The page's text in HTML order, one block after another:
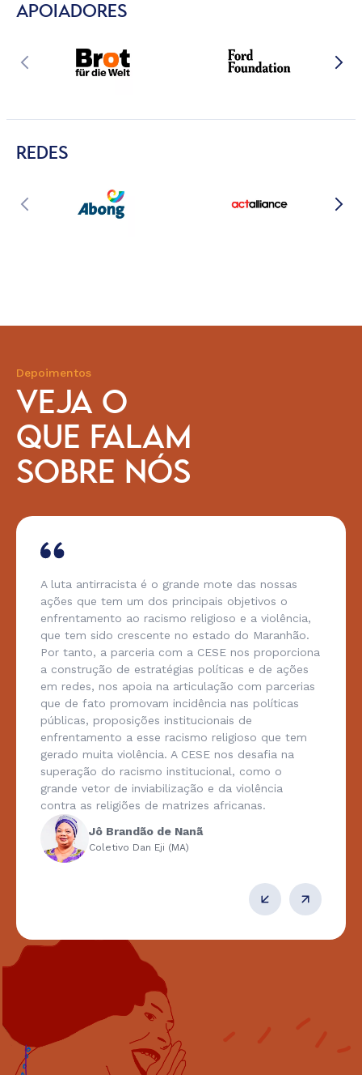
APOIADORES
REDES
Depoimentos
VEJA O
QUE FALAM
SOBRE NÓS
A luta antirracista é o grande mote das nossas
ações que tem um dos principais objetivos o
enfrentamento ao racismo religioso e a violência,
que tem sido crescente no estado do Maranhão.
Por tanto, a parceria com a CESE nos proporciona
a construção de estratégias políticas e de ações
em redes, nos apoia na articulação com parcerias
que de fato promovam incidência nas políticas
públicas, proposições institucionais de
enfrentamento a esse racismo religioso que tem
gerado muita violência. A CESE nos desafia na
superação do racismo institucional, como o
grande vetor de inviabilização e da violência
contra as religiões de matrizes africanas.
Jô Brandão de Nanã
Coletivo Dan Eji (MA)